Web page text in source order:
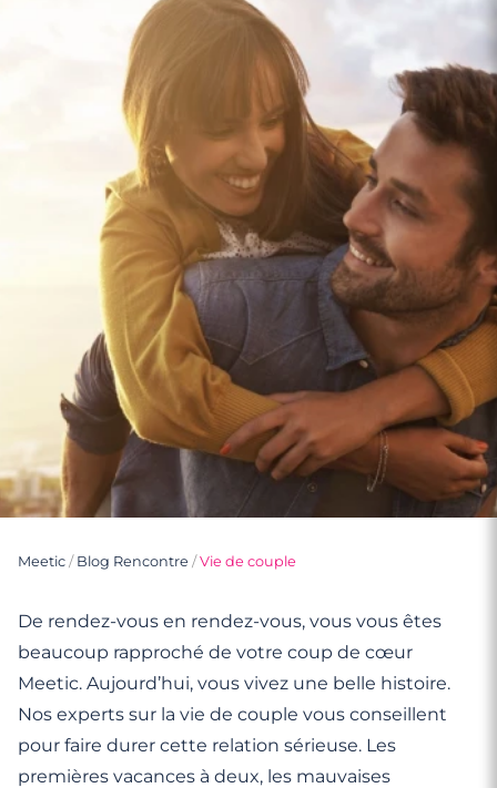
Meetic / Blog Rencontre /Vie de couple
De rendez-vous en rendez-vous, vous vous êtes
beaucoup rapproché de votre coup de cœur
Meetic. Aujourd’hui, vous vivez une belle histoire.
Nos experts sur la vie de couple vous conseillent
pour faire durer cette relation sérieuse. Les
premières vacances à deux, les mauvaises